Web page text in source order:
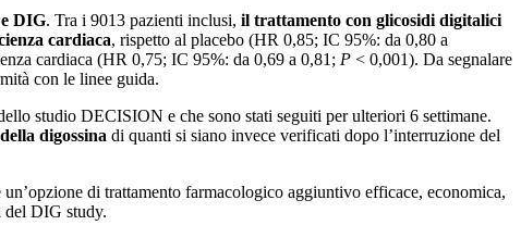
DIG. Tra i 9013 pazienti inclusi, il trattamento con glicosidi digitalici
cardiaca, rispetto al placebo (HR 0,85; IC 95%: da 0,80 a
cardiaca (HR 0,75; IC 95%: da 0,69 a 0,81; P < 0,001). Da segnalare
con le linee guida.
studio DECISION e che sono stati seguiti per ulteriori 6 settimane.
digossina di quanti si siano invece verificati dopo l’interruzione del
di trattamento farmacologico aggiuntivo efficace, economica,
del DIG study.